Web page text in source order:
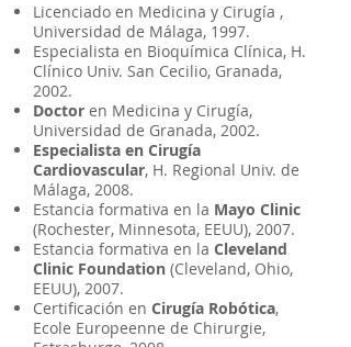
Licenciado en Medicina y Cirugía ,
Universidad de Málaga, 1997.
Especialista en Bioquímica Clínica, H.
Clínico Univ. San Cecilio, Granada,
2002.
Doctor en Medicina y Cirugía,
Universidad de Granada, 2002.
Especialista en Cirugía
Cardiovascular, H. Regional Univ. de
Málaga, 2008.
Estancia formativa en la Mayo Clinic
(Rochester, Minnesota, EEUU), 2007.
Estancia formativa en la Cleveland
Clinic Foundation (Cleveland, Ohio,
EEUU), 2007.
Certificación en Cirugía Robótica,
Ecole Europeenne de Chirurgie,